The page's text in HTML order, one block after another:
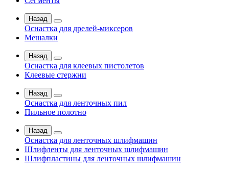
Назад
Оснастка для дрелей-миксеров
Мешалки
Назад
Оснастка для клеевых пистолетов
Клеевые стержни
Назад
Оснастка для ленточных пил
Пильное полотно
Назад
Оснастка для ленточных шлифмашин
Шлифленты для ленточных шлифмашин
Шлифпластины для ленточных шлифмашин